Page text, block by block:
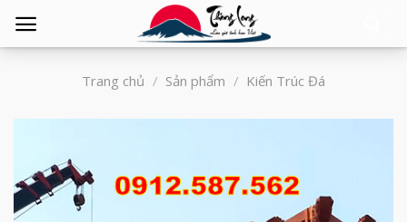
Trang chủ / Sản phẩm / Kiến Trúc Đá